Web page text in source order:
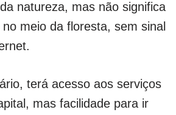
natureza, mas não significa
meio da floresta, sem sinal
terá acesso aos serviços
mas facilidade para ir